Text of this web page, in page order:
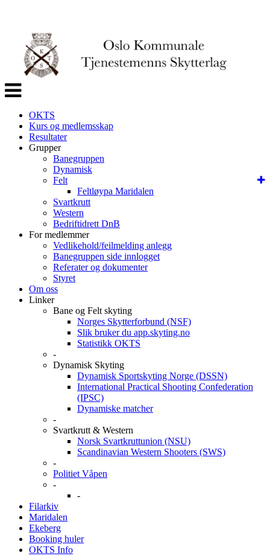
Veksle
navigasjon
OKTS
Kurs og medlemsskap
Resultater
Grupper
Banegruppen
Dynamisk
Felt
Feltløypa Maridalen
Svartkrutt
Western
Bedriftidrett DnB
For medlemmer
Vedlikehold/feilmelding anlegg
Banegruppen side innlogget
Referater og dokumenter
Styret
Om oss
Linker
Bane og Felt skyting
Norges Skytterforbund (NSF)
Slik bruker du app.skyting.no
Statistikk OKTS
-
Dynamisk Skyting
Dynamisk Sportskyting Norge (DSSN)
International Practical Shooting Confederation
(IPSC)
Dynamiske matcher
-
Svartkrutt & Western
Norsk Svartkruttunion (NSU)
Scandinavian Western Shooters (SWS)
-
Politiet Våpen
-
-
Filarkiv
Maridalen
Ekeberg
Booking huler
OKTS Info